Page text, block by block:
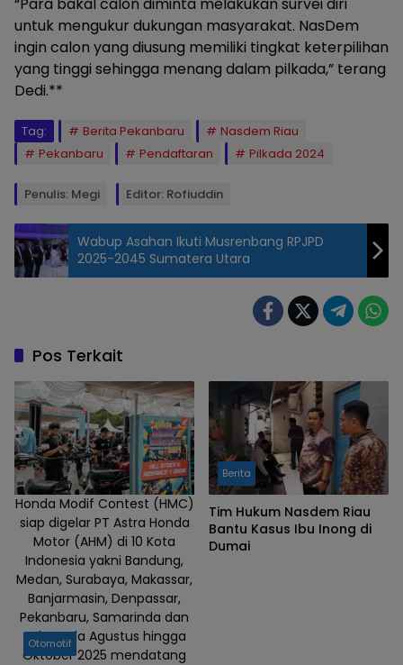
untuk mengukur dukungan masyarakat. NasDem
ingin calon yang diusung memiliki tingkat keterpilihan
yang tinggi sehingga menang dalam pilkada,” terang
Dedi.**
Tag: Berita Pekanbaru
Nasdem Riau
Pekanbaru
Pendaftaran Pilkada 2024
Penulis: Megi Editor: Rofiuddin
Wabup Asahan Ikuti Musrenbang RPJPD
2025-2045 Sumatera Utara
Pos Terkait
Honda Modif Contest (HMC)
siap digelar PT Astra Honda
Motor (AHM) di 10 Kota
Indonesia yakni Bandung,
Medan, Surabaya, Makassar,
Banjarmasin, Denpassar,
Pekanbaru, Samarinda dan
Solo pada Agustus hingga
Oktober 2025 mendatang
Otomotif
Berita
Tim Hukum Nasdem Riau
Bantu Kasus Ibu Inong di
Dumai